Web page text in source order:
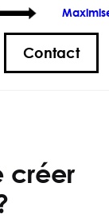
l'impact
Contact
créer